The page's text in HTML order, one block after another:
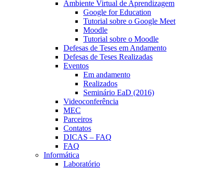
Ambiente Virtual de Aprendizagem
Google for Education
Tutorial sobre o Google Meet
Moodle
Tutorial sobre o Moodle
Defesas de Teses em Andamento
Defesas de Teses Realizadas
Eventos
Em andamento
Realizados
Seminário EaD (2016)
Videoconferência
MEC
Parceiros
Contatos
DICAS – FAQ
FAQ
Informática
Laboratório